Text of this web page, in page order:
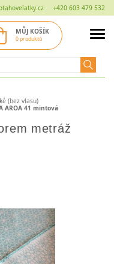
+420 603 479 532
MŮJ KOŠÍK
0 produktů
(bez vlasu)
AROA 41 mintová
metráž